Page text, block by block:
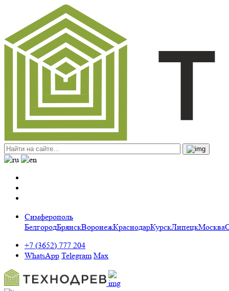
Симферополь
БелгородБрянскВоронежКраснодарКурскЛипецкМосква
+7 (3652) 777 204
WhatsApp Telegram Max